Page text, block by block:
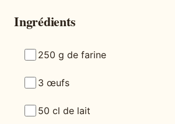
Ingrédients
250 g de farine
3 œufs
50 cl de lait